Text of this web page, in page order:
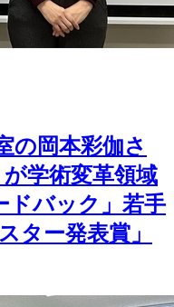
の岡本彩伽さ
学術変革領域
ドバック」若手
ター発表賞」